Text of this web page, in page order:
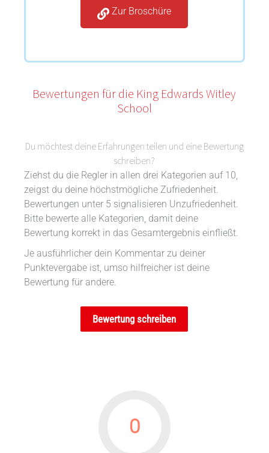
Zur Broschüre
Bewertungen für die King Edwards Witley
School
Du möchtest deine Erfahrungen teilen und eine Bewertung
schreiben?
Ziehst du die Regler in allen drei Kategorien auf 10,
zeigst du deine höchstmögliche Zufriedenheit.
Bewertungen unter 5 signalisieren Unzufriedenheit.
Bitte bewerte alle Kategorien, damit deine
Bewertung korrekt in das Gesamtergebnis einfließt.
Je ausführlicher dein Kommentar zu deiner
Punktevergabe ist, umso hilfreicher ist deine
Bewertung für andere.
Bewertung schreiben
0